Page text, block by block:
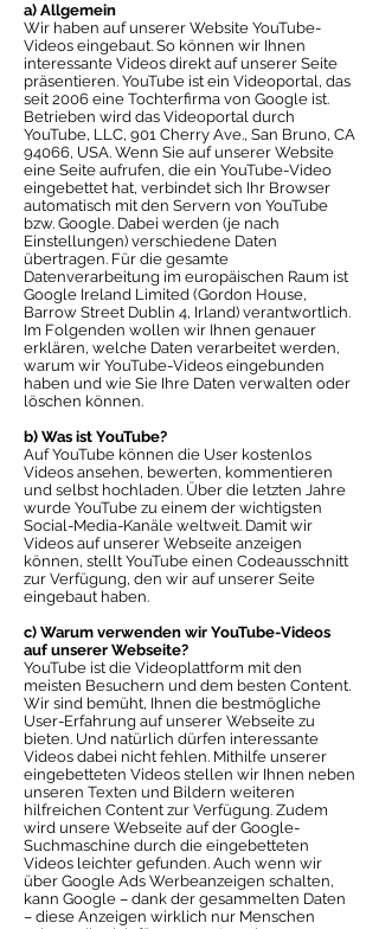
a) Allgemein
Wir haben auf unserer Website YouTube-
Videos eingebaut. So können wir Ihnen
interessante Videos direkt auf unserer Seite
präsentieren. YouTube ist ein Videoportal, das
seit 2006 eine Tochterfirma von Google ist.
Betrieben wird das Videoportal durch
YouTube, LLC, 901 Cherry Ave., San Bruno, CA
94066, USA. Wenn Sie auf unserer Website
eine Seite aufrufen, die ein YouTube-Video
eingebettet hat, verbindet sich Ihr Browser
automatisch mit den Servern von YouTube
bzw. Google. Dabei werden (je nach
Einstellungen) verschiedene Daten
übertragen. Für die gesamte
Datenverarbeitung im europäischen Raum ist
Google Ireland Limited (Gordon House,
Barrow Street Dublin 4, Irland) verantwortlich.
Im Folgenden wollen wir Ihnen genauer
erklären, welche Daten verarbeitet werden,
warum wir YouTube-Videos eingebunden
haben und wie Sie Ihre Daten verwalten oder
löschen können.
b) Was ist YouTube?
Auf YouTube können die User kostenlos
Videos ansehen, bewerten, kommentieren
und selbst hochladen. Über die letzten Jahre
wurde YouTube zu einem der wichtigsten
Social-Media-Kanäle weltweit. Damit wir
Videos auf unserer Webseite anzeigen
können, stellt YouTube einen Codeausschnitt
zur Verfügung, den wir auf unserer Seite
eingebaut haben.
c) Warum verwenden wir YouTube-Videos
auf unserer Webseite?
YouTube ist die Videoplattform mit den
meisten Besuchern und dem besten Content.
Wir sind bemüht, Ihnen die bestmögliche
User-Erfahrung auf unserer Webseite zu
bieten. Und natürlich dürfen interessante
Videos dabei nicht fehlen. Mithilfe unserer
eingebetteten Videos stellen wir Ihnen neben
unseren Texten und Bildern weiteren
hilfreichen Content zur Verfügung. Zudem
wird unsere Webseite auf der Google-
Suchmaschine durch die eingebetteten
Videos leichter gefunden. Auch wenn wir
über Google Ads Werbeanzeigen schalten,
kann Google – dank der gesammelten Daten
– diese Anzeigen wirklich nur Menschen